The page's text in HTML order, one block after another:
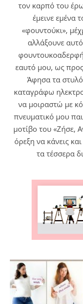
τον καρπό του
έμεινε εμένα
«φουντούκι»,
αλλάξουνε
εαυτό μου, ως
Άφησα τα
καταγράφω
να μοιραστώ με
πνευματικό μου
μοτίβο του «Ζήσε,
όρεξη να κάνεις
τα τέσσερα